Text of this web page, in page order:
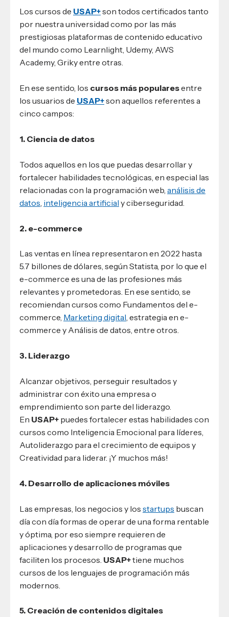
Los cursos de USAP+son todos certificados tanto
por nuestra universidad como por las más
prestigiosas plataformas de contenido educativo
del mundo como Learnlight, Udemy, AWS
Academy, Griky entre otras.
En ese sentido, los cursos más popularesentre
los usuarios de USAP+son aquellos referentes a
cinco campos:
1. Ciencia de datos
Todos aquellos en los que puedas desarrollar y
fortalecer habilidades tecnológicas, en especial las
relacionadas con la programación web, análisis de
datos inteligencia artificial y ciberseguridad.
2. e-commerce
Las ventas en línea representaron en 2022 hasta
5.7 billones de dólares, según Statista, por lo que el
e-commerce es una de las profesiones más
relevantes y prometedoras. En ese sentido, se
recomiendan cursos como Fundamentos del e-
commerce, Marketing digital, estrategia en e-
commerce y Análisis de datos, entre otros.
3. Liderazgo
Alcanzar objetivos, perseguir resultados y
administrar con éxito una empresa o
emprendimiento son parte del liderazgo.
En USAP+ puedes fortalecer estas habilidades con
cursos como Inteligencia Emocional para líderes,
Autoliderazgo para el crecimiento de equipos y
Creatividad para liderar. ¡Y muchos más!
4. Desarrollo de aplicaciones móviles
Las empresas, los negocios y los startups buscan
día con día formas de operar de una forma rentable
y óptima, por eso siempre requieren de
aplicaciones y desarrollo de programas que
faciliten los procesos. USAP+tiene muchos
cursos de los lenguajes de programación más
modernos.
5. Creación de contenidos digitales